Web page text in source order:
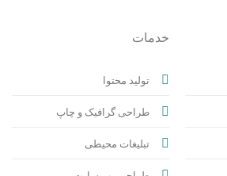
خدمات
تولید محتوا
طراحی گرافیک و چاپ
تبلیغات محیطی